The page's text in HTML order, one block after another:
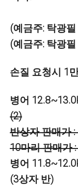
(예금주: 탁광
(예금주: 탁광
손질 요청시 1
병어
(2)
반상자 판매가
10마리 판매가
병어
(3상자 반)